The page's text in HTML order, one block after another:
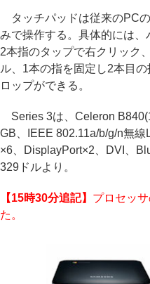
タッチパッドは従来のPC
みで操作する。具体的には、
2本指のタップで右クリック
ル、1本の指を固定し2本目
ロップができる。
Series 3は、Celeron
GB、IEEE 802.11a/b/g/n無
×6、DisplayPort×2、DVI、
329ドルより。
【15時30分追記】 プロセッ
た。